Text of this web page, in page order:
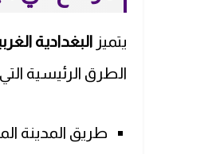
يتميز البغدادية
الطرق الرئيسية
طريق المدينة